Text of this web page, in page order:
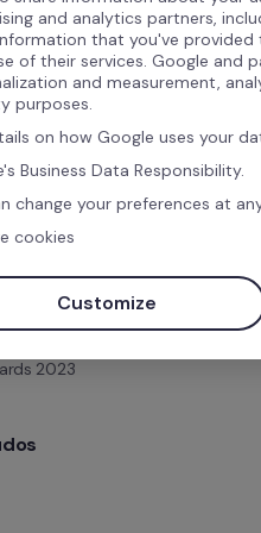
B2B Awards
de softwares
são reconhecidas
Stack possui mais de
2023
and analytics partners,
that you've
of their services. Google and
and measurement,
purposes.
on how Google uses your
Business Data Responsibility.
change your preferences at
cookies
Customize